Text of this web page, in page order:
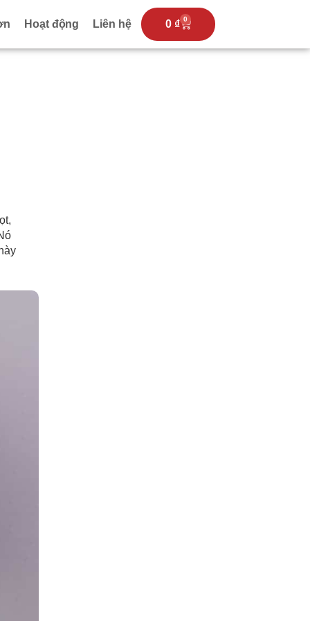
Hoạt động Liên hệ 0 ₫ 0